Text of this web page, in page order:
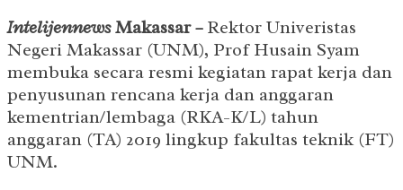
IntelijennewsMakassar– Rektor Univeristas
Negeri Makassar (UNM), Prof Husain Syam
membuka secara resmi kegiatan rapat kerja dan
penyusunan rencana kerja dan anggaran
kementrian/lembaga (RKA-K/L) tahun
anggaran (TA) 2019 lingkup fakultas teknik (FT)
UNM.